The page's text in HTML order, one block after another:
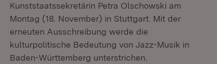
Kunststaatssekretärin Petra Olschowski am
Montag (18. November) in Stuttgart. Mit der
erneuten Ausschreibung werde die
kulturpolitische Bedeutung von Jazz-Musik in
Baden-Württemberg unterstrichen.